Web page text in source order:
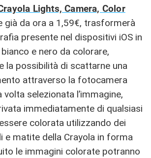
Lights, Camera, Color
già da ora a 1,59€, trasformerà
presente nel dispositivi iOS in
bianco e nero da colorare,
la possibilità di scattarne una
attraverso la fotocamera
volta selezionata l’immagine,
immediatamente di qualsiasi
colorata utilizzando dei
e matite della Crayola in forma
le immagini colorate potranno